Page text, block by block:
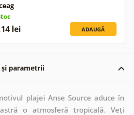
lei ADAUGĂ
și parametrii
plajei Anse Source aduce în
o atmosferă tropicală. Veți